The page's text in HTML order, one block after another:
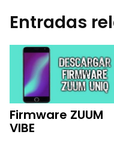
Entradas
Firmware ZUUM
VIBE